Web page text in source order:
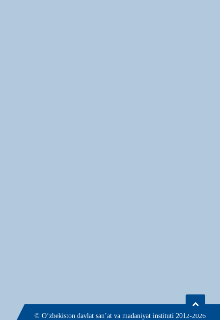
© О‘zbekiston davlat san’at va madaniyat instituti 2012-2026